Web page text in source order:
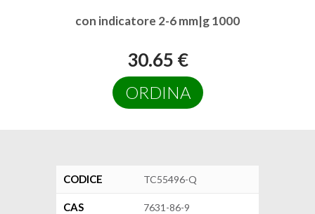
con indicatore 2-6 mm|g 1000
30.65 €
ORDINA
CODICE TC55496-Q
CAS 7631-86-9